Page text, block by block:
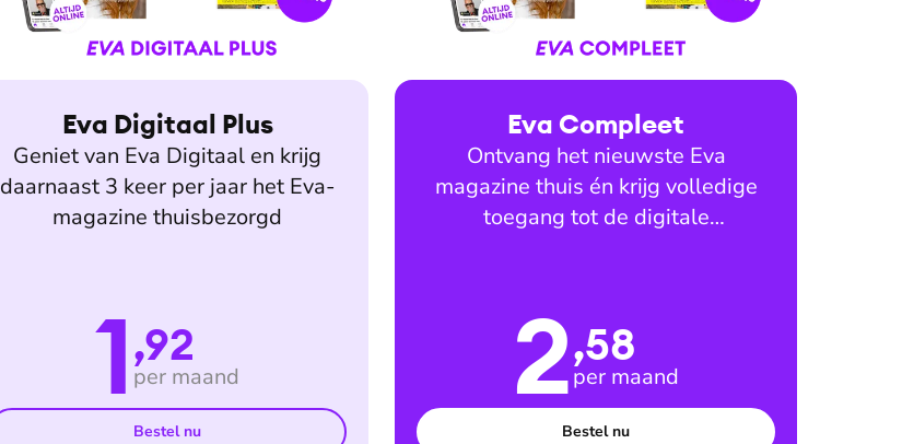
Eva Digitaal Plus
Geniet van Eva Digitaal en krijg
daarnaast 3 keer per jaar het Eva-
magazine thuisbezorgd
1,92
per maand
Bestel nu
Eva Compleet
Ontvang het nieuwste Eva
magazine thuis én krijg volledige
toegang tot de digitale
2,58
per maand
Bestel nu